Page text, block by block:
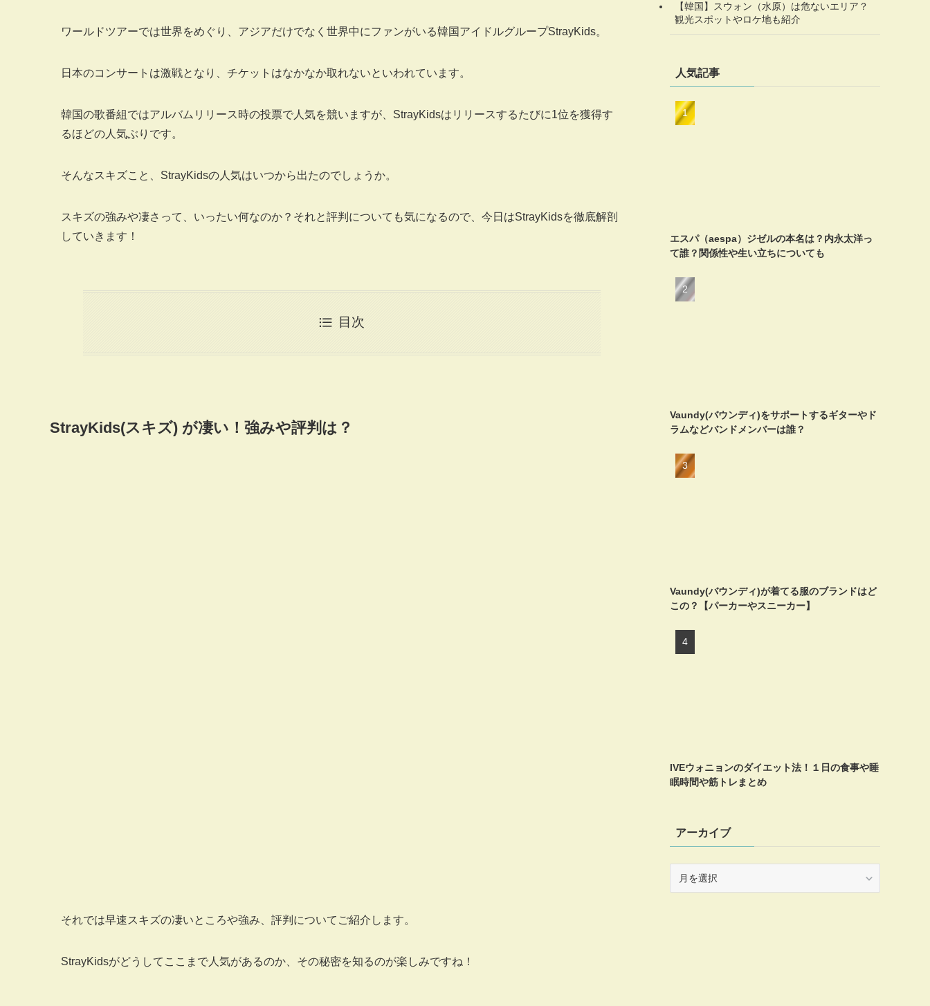
ワールドツアーでは世界をめぐり、アジアだけでなく世界中にファンがいる韓国アイドルグループStrayKids。
日本のコンサートは激戦となり、チケットはなかなか取れないといわれています。
韓国の歌番組ではアルバムリリース時の投票で人気を競いますが、StrayKidsはリリースするたびに1位を獲得す
るほどの人気ぶりです。
そんなスキズこと、StrayKidsの人気はいつから出たのでしょうか。
スキズの強みや凄さって、いったい何なのか？それと評判についても気になるので、今日はStrayKidsを徹底解剖
していきます！
目次
StrayKids(スキズ) が凄い！強みや評判は？
それでは早速スキズの凄いところや強み、評判についてご紹介します。
StrayKidsがどうしてここまで人気があるのか、その秘密を知るのが楽しみですね！
【韓国】スウォン（水原）は危ないエリア？
観光スポットやロケ地も紹介
人気記事
エスパ（aespa）ジゼルの本名は？内永太洋っ
て誰？関係性や生い立ちについても
Vaundy(バウンディ)をサポートするギターやド
ラムなどバンドメンバーは誰？
Vaundy(バウンディ)が着てる服のブランドはど
この？【パーカーやスニーカー】
IVEウォニョンのダイエット法！１日の食事や睡
眠時間や筋トレまとめ
アーカイブ